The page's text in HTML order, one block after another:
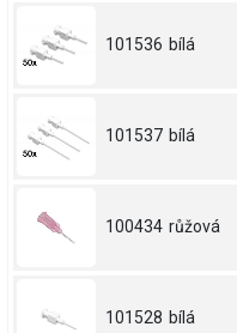
101536 bílá
101537 bílá
100434 růžová
101528 bílá